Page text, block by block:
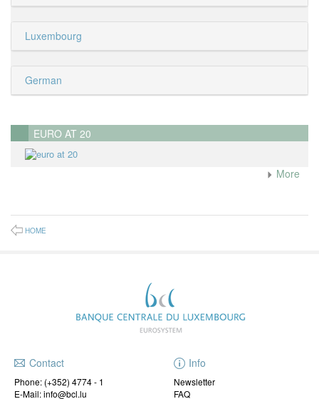
Luxembourg
German
EURO AT 20
More
HOME
Contact
Phone: (+352) 4774 - 1
E-Mail: info@bcl.lu
Info
Newsletter
FAQ